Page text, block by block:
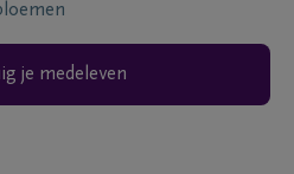
je medeleven